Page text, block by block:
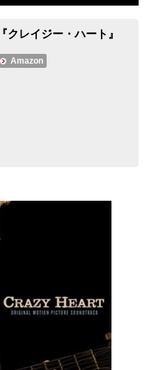
『クレイジー・ハート』
Amazon